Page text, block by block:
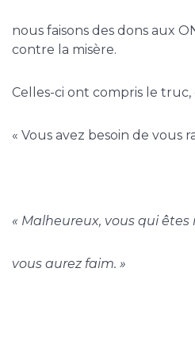
nous faisons des dons aux
contre la misère.
Celles-ci ont compris le
« Vous avez besoin de vous
« Malheureux, vous qui
vous aurez faim. »